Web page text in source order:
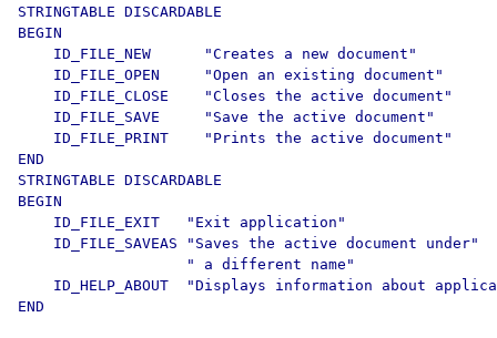
STRINGTABLE DISCARDABLE
BEGIN
    ID_FILE_NEW      "Creates a new document"
    ID_FILE_OPEN     "Open an existing document"
    ID_FILE_CLOSE    "Closes the active document"
    ID_FILE_SAVE     "Save the active document"
    ID_FILE_PRINT    "Prints the active document"
END
STRINGTABLE DISCARDABLE
BEGIN
    ID_FILE_EXIT   "Exit application"
    ID_FILE_SAVEAS "Saves the active document under"
                   " a different name"
ID_HELP_ABOUT  "Displays information about
END